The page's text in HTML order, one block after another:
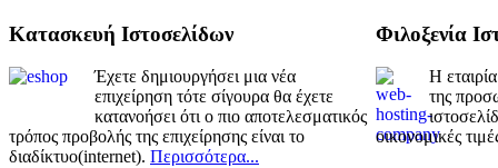
Κατασκευή Ιστοσελίδων
Έχετε δημιουργήσει μια νέα
επιχείρηση τότε σίγουρα θα έχετε
κατανοήσει ότι ο πιο αποτελεσματικός
τρόπος προβολής της επιχείρησης είναι το
διαδίκτυο(internet). Περισσότερα...
Φιλοξενία
Η
της
οικονομικές